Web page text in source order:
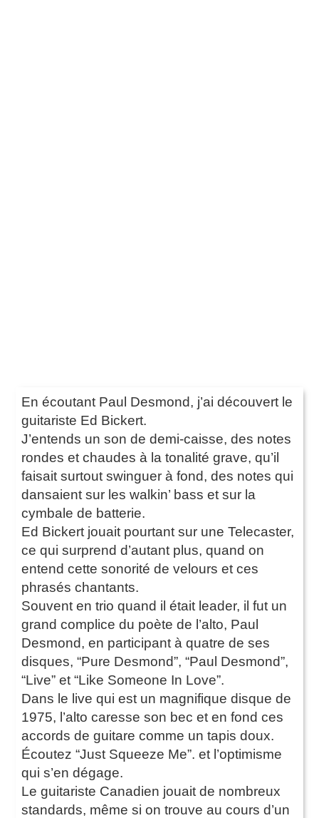
En écoutant Paul Desmond, j’ai découvert le
guitariste Ed Bickert.
J’entends un son de demi-caisse, des notes
rondes et chaudes à la tonalité grave, qu’il
faisait surtout swinguer à fond, des notes qui
dansaient sur les walkin’ bass et sur la
cymbale de batterie.
Ed Bickert jouait pourtant sur une Telecaster,
ce qui surprend d’autant plus, quand on
entend cette sonorité de velours et ces
phrasés chantants.
Souvent en trio quand il était leader, il fut un
grand complice du poète de l’alto, Paul
Desmond, en participant à quatre de ses
disques, “Pure Desmond”, “Paul Desmond”,
“Live” et “Like Someone In Love”.
Dans le live qui est un magnifique disque de
1975, l’alto caresse son bec et en fond ces
accords de guitare comme un tapis doux.
Écoutez “Just Squeeze Me”. et l’optimisme
qui s’en dégage.
Le guitariste Canadien jouait de nombreux
standards, même si on trouve au cours d’un